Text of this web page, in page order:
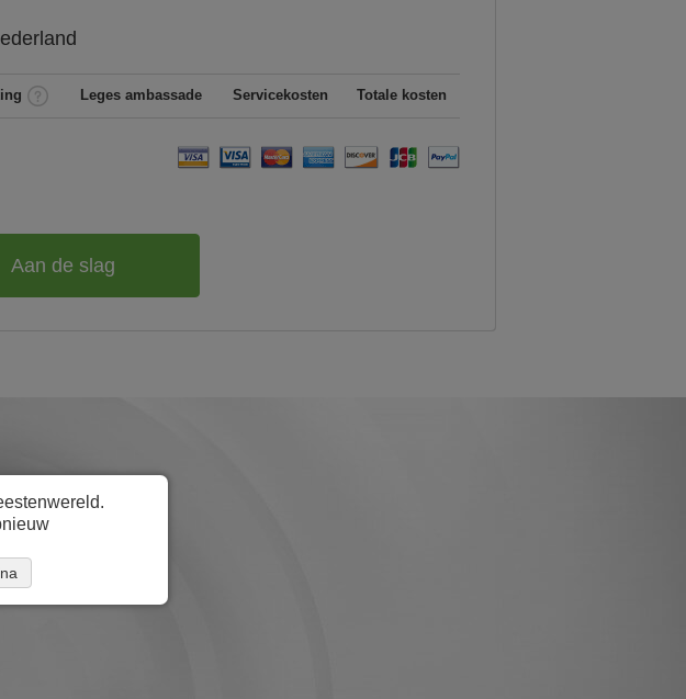
Leges ambassade Servicekosten Totale kosten
Aan de slag